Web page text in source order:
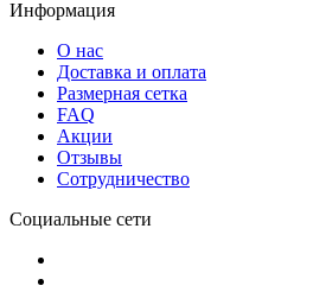
Информация
О нас
Доставка и оплата
Размерная сетка
FAQ
Акции
Отзывы
Сотрудничество
Социальные сети